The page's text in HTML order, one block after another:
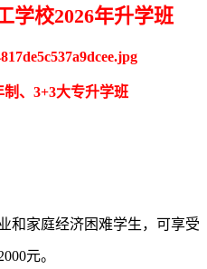
学校2026年升学班
、3+3大专升学班
和家庭经济困难学生，可享受
元。